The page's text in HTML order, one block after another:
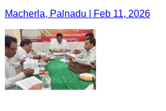
Macherla, Palnadu | Feb 11, 2026